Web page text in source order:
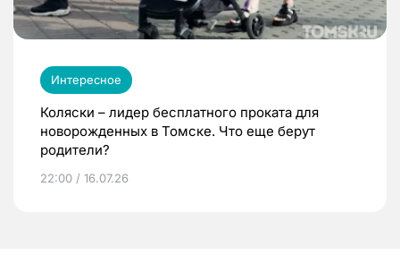
Интересное
Коляски – лидер бесплатного проката для
новорожденных в Томске. Что еще берут
родители?
22:00 / 16.07.26